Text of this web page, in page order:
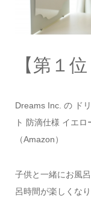
【第１
Dreams Inc. の ド
ト 防滴仕様 イエ
（Amazon）
子供と一緒にお風
呂時間が楽しくな